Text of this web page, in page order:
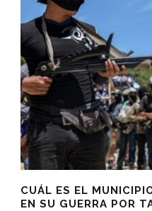
CUÁL ES EL
EN SU GUERRA POR